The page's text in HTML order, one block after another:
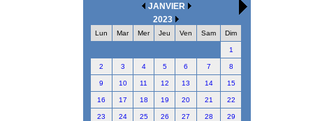
JANVIER
2023
Lun Mar Mer Jeu Ven Sam Dim
1
2 3 4 5 6 7 8
9 10 11 12 13 14 15
16 17 18 19 20 21 22
23 24 25 26 27 28 29